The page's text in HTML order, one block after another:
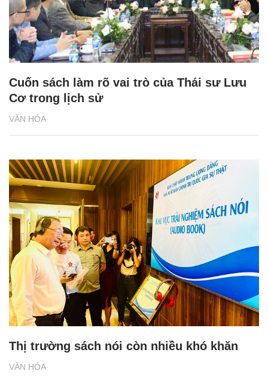
VĂN HÓA
Cuốn sách làm rõ vai trò của Thái sư Lưu
Cơ trong lịch sử
VĂN HÓA
Thị trường sách nói còn nhiều khó khăn